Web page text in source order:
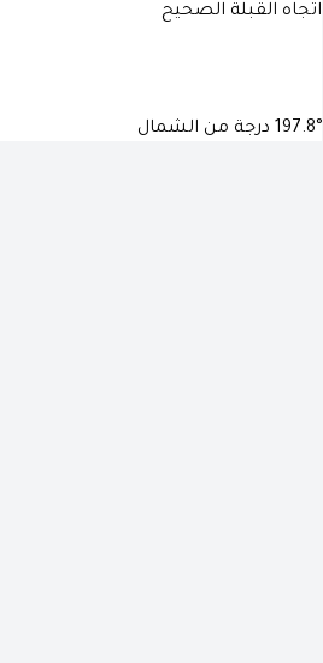
اتجاه القبلة الصحيح
197.8° درجة من الشمال